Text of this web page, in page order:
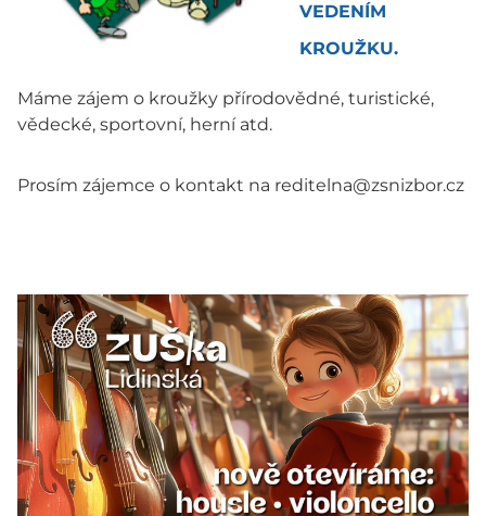
VEDENÍM
KROUŽKU.
Máme zájem o kroužky přírodovědné, turistické,
vědecké, sportovní, herní atd.
Prosím zájemce o kontakt na reditelna@zsnizbor.cz